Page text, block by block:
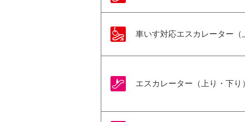
車いす対応エスカレーター（
エスカレーター（上り・下り